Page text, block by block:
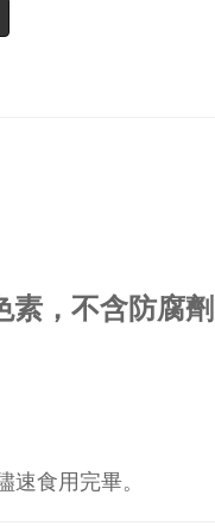
素，不含防腐劑
食用完畢。